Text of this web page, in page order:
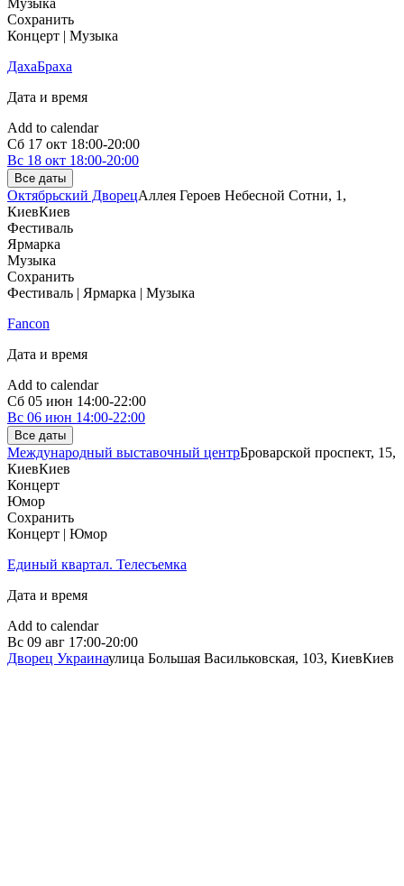
Музыка
Сохранить
Концерт | Музыка
ДахаБраха
Дата и время
Add to calendar
Сб 17 окт 18:00-20:00
Вс 18 окт 18:00-20:00
Все даты
Октябрьский ДворецАллея Героев Небесной Сотни, 1,
КиевКиев
Фестиваль
Ярмарка
Музыка
Сохранить
Фестиваль | Ярмарка | Музыка
Fancon
Дата и время
Add to calendar
Сб 05 июн 14:00-22:00
Вс 06 июн 14:00-22:00
Все даты
Международный выставочный центрБроварской проспект, 15,
КиевКиев
Концерт
Юмор
Сохранить
Концерт | Юмор
Единый квартал. Телесъемка
Дата и время
Add to calendar
Вс 09 авг 17:00-20:00
Дворец Украинаулица Большая Васильковская, 103, КиевКиев